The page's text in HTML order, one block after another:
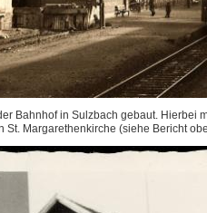
Bahnhof in Sulzbach gebaut. Hierbei
Margarethenkirche (siehe Bericht